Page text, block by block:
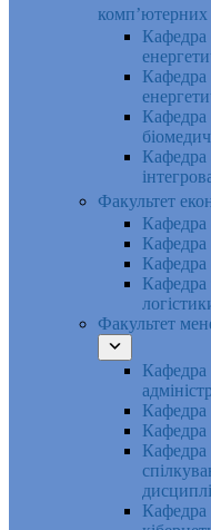
комп’ютерних
Кафедра
Кафедра
Кафедра
Кафедра
Факультет
Кафедра
Кафедра
Кафедра
Кафедра
Факультет
Кафедра
Кафедра
Кафедра
Кафедра